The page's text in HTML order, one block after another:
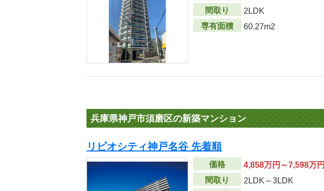
間取り
2LDK
専有面積
60.27m2
兵庫県神戸市須磨区の新築マンション
リビオシティ神戸名谷 先着順
価格
4,858万円～7,598万円
間取り
2LDK～3LDK